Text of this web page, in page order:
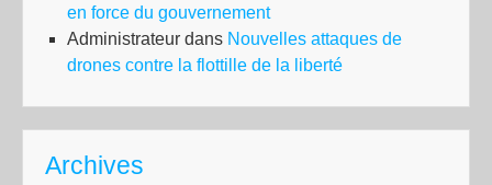
en force du gouvernement
Administrateur dans Nouvelles attaques de
drones contre la flottille de la liberté
Archives